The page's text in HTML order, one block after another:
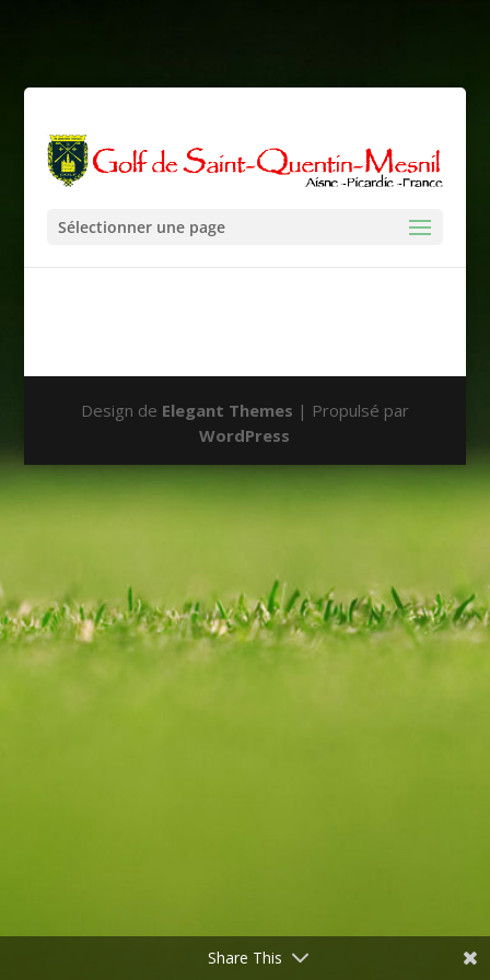
Sélectionner une page
Design de Elegant Themes | Propulsé par
WordPress
Share This